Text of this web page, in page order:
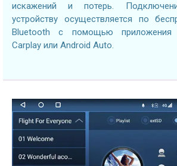
искажений и потерь.
устройству осуществляется по
Bluetooth с помощью приложения
Carplay или Android Auto.